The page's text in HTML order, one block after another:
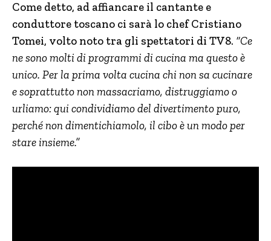
Come detto, ad affiancare il cantante e
conduttore toscano ci sarà lo chef Cristiano
Tomei, volto noto tra gli spettatori di TV8. “Ce
ne sono molti di programmi di cucina ma questo è
unico. Per la prima volta cucina chi non sa cucinare
e soprattutto non massacriamo, distruggiamo o
urliamo: qui condividiamo del divertimento puro,
perché non dimentichiamolo, il cibo è un modo per
stare insieme.”